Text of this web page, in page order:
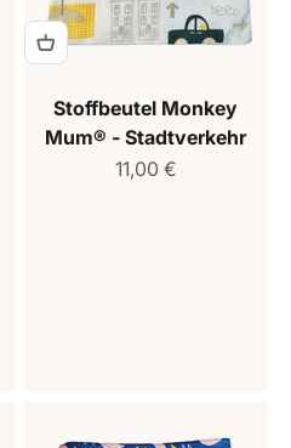
Stoffbeutel Monkey
Mum® - Stadtverkehr
Verkaufspreis
11,00 €